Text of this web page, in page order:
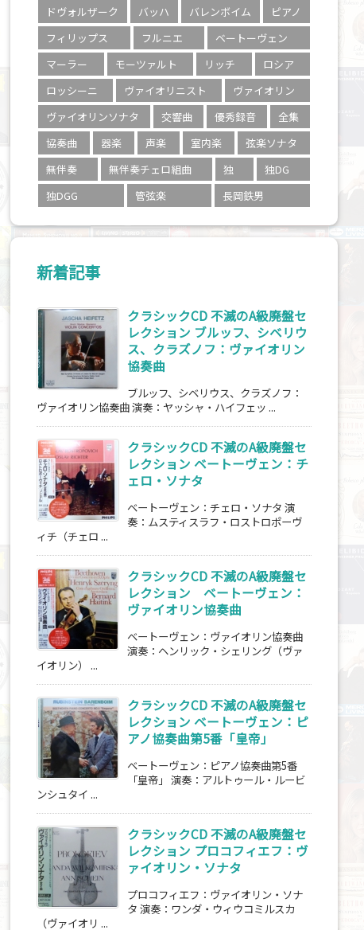
ドヴォルザーク
バッハ バレンボイム
ピアノ
フィリップス
フルニエ
ベートーヴェン
マーラー
モーツァルト リッチ
ロシア
ロッシーニ
ヴァイオリニスト
ヴァイオリン
ヴァイオリンソナタ
交響曲 優秀録音
全集
協奏曲
器楽 声楽 室内楽
弦楽ソナタ
無伴奏
無伴奏チェロ組曲 独
独DG
独DGG
管弦楽 長岡鉄男
新着記事
クラシックCD 不滅のA級廃盤セ
レクション ブルッフ、シベリウ
ス、クラズノフ：ヴァイオリン
協奏曲
ブルッフ、シベリウス、クラズノフ：
ヴァイオリン協奏曲 演奏：ヤッシャ・ハイフェッ ...
クラシックCD 不滅のA級廃盤セ
レクション ベートーヴェン：チ
ェロ・ソナタ
ベートーヴェン：チェロ・ソナタ 演
奏：ムスティスラフ・ロストロポーヴ
ィチ（チェロ ...
クラシックCD 不滅のA級廃盤セ
レクション ベートーヴェン：
ヴァイオリン協奏曲
ベートーヴェン：ヴァイオリン協奏曲
演奏：ヘンリック・シェリング（ヴァ
イオリン） ...
クラシックCD 不滅のA級廃盤セ
レクション ベートーヴェン：ピ
アノ協奏曲第5番「皇帝」
ベートーヴェン：ピアノ協奏曲第5番
「皇帝」 演奏：アルトゥール・ルービ
ンシュタイ ...
クラシックCD 不滅のA級廃盤セ
レクション プロコフィエフ：ヴ
ァイオリン・ソナタ
プロコフィエフ：ヴァイオリン・ソナ
タ 演奏：ワンダ・ウィウコミルスカ
（ヴァイオリ ...